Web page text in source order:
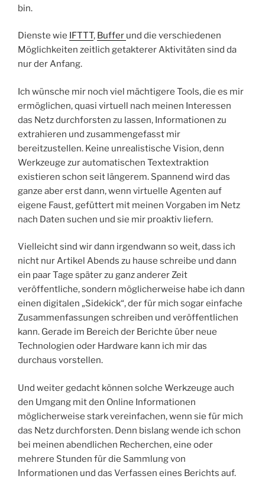
bin.
Dienste wie IFTTT, Buffer und die verschiedenen
Möglichkeiten zeitlich getakterer Aktivitäten sind da
nur der Anfang.
Ich wünsche mir noch viel mächtigere Tools, die es mir
ermöglichen, quasi virtuell nach meinen Interessen
das Netz durchforsten zu lassen, Informationen zu
extrahieren und zusammengefasst mir
bereitzustellen. Keine unrealistische Vision, denn
Werkzeuge zur automatischen Textextraktion
existieren schon seit längerem. Spannend wird das
ganze aber erst dann, wenn virtuelle Agenten auf
eigene Faust, gefüttert mit meinen Vorgaben im Netz
nach Daten suchen und sie mir proaktiv liefern.
Vielleicht sind wir dann irgendwann so weit, dass ich
nicht nur Artikel Abends zu hause schreibe und dann
ein paar Tage später zu ganz anderer Zeit
veröffentliche, sondern möglicherweise habe ich dann
einen digitalen „Sidekick“, der für mich sogar einfache
Zusammenfassungen schreiben und veröffentlichen
kann. Gerade im Bereich der Berichte über neue
Technologien oder Hardware kann ich mir das
durchaus vorstellen.
Und weiter gedacht können solche Werkzeuge auch
den Umgang mit den Online Informationen
möglicherweise stark vereinfachen, wenn sie für mich
das Netz durchforsten. Denn bislang wende ich schon
bei meinen abendlichen Recherchen, eine oder
mehrere Stunden für die Sammlung von
Informationen und das Verfassen eines Berichts auf.